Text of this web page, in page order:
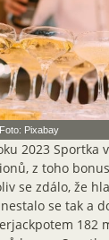
Foto: Pixabay
2023 Sportka
z toho
se zdálo, že
se tak a
182